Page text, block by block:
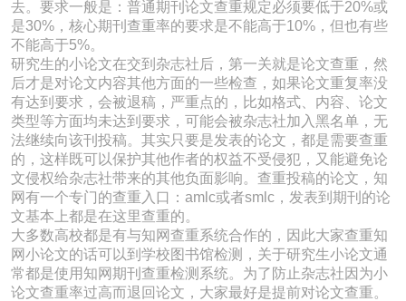
去。要求一般是：普通期刊论文查重规定必须要低于20%或
是30%，核心期刊查重率的要求是不能高于10%，但也有些
不能高于5%。
研究生的小论文在交到杂志社后，第一关就是论文查重，然
后才是对论文内容其他方面的一些检查，如果论文重复率没
有达到要求，会被退稿，严重点的，比如格式、内容、论文
类型等方面均未达到要求，可能会被杂志社加入黑名单，无
法继续向该刊投稿。其实只要是发表的论文，都是需要查重
的，这样既可以保护其他作者的权益不受侵犯，又能避免论
文侵权给杂志社带来的其他负面影响。查重投稿的论文，知
网有一个专门的查重入口：amlc或者smlc，发表到期刊的论
文基本上都是在这里查重的。
大多数高校都是有与知网查重系统合作的，因此大家查重知
网小论文的话可以到学校图书馆检测，关于研究生小论文通
常都是使用知网期刊查重检测系统。为了防止杂志社因为小
论文查重率过高而退回论文，大家最好是提前对论文查重。